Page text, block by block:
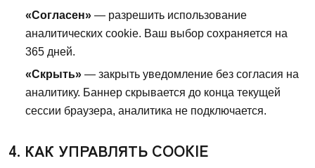
«Согласен» — разрешить использование
аналитических cookie. Ваш выбор сохраняется на
365 дней.
«Скрыть» — закрыть уведомление без согласия на
аналитику. Баннер скрывается до конца текущей
сессии браузера, аналитика не подключается.
4. КАК УПРАВЛЯТЬ COOKIE